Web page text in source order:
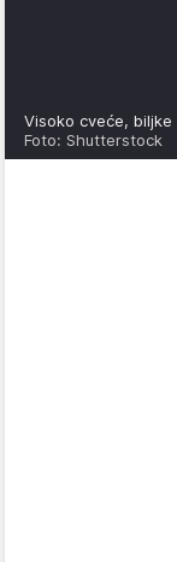
Visoko cveće,
Foto: Shutterstock